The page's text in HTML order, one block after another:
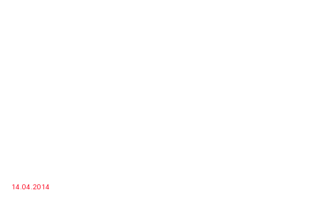
14.04.2014